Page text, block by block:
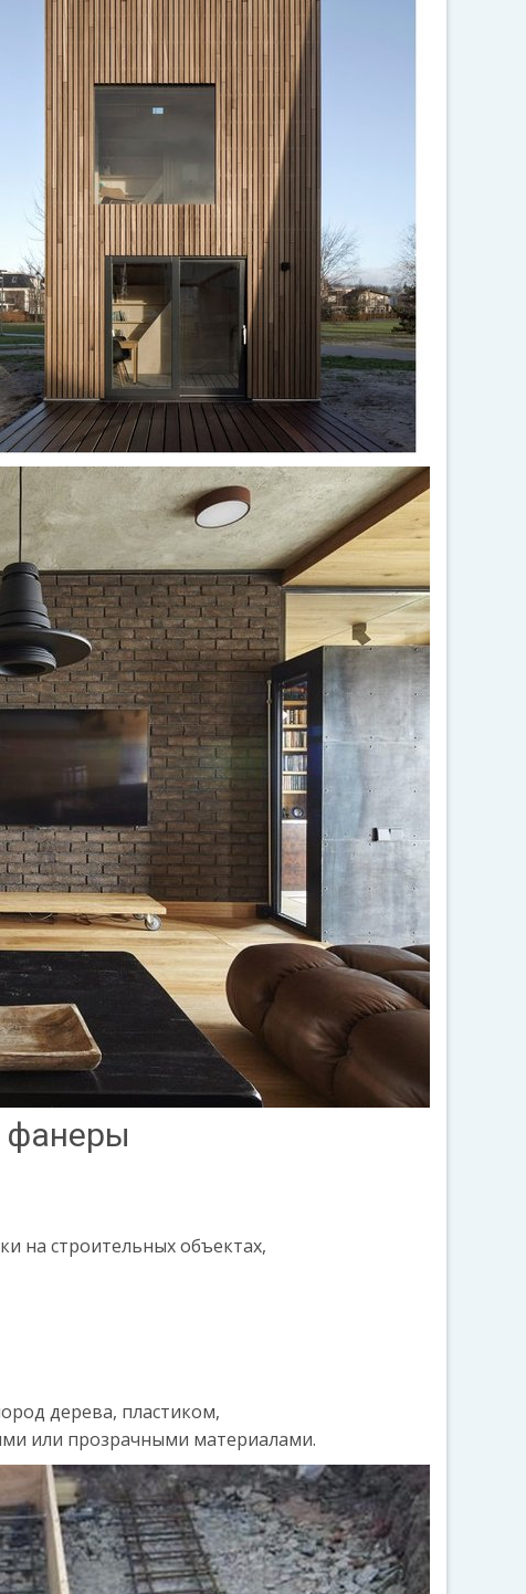
фанеры
на строительных объектах,
дерева, пластиком,
или прозрачными материалами.